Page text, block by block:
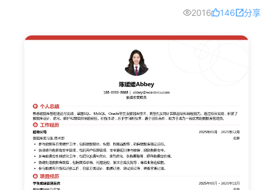
2016 146 分享